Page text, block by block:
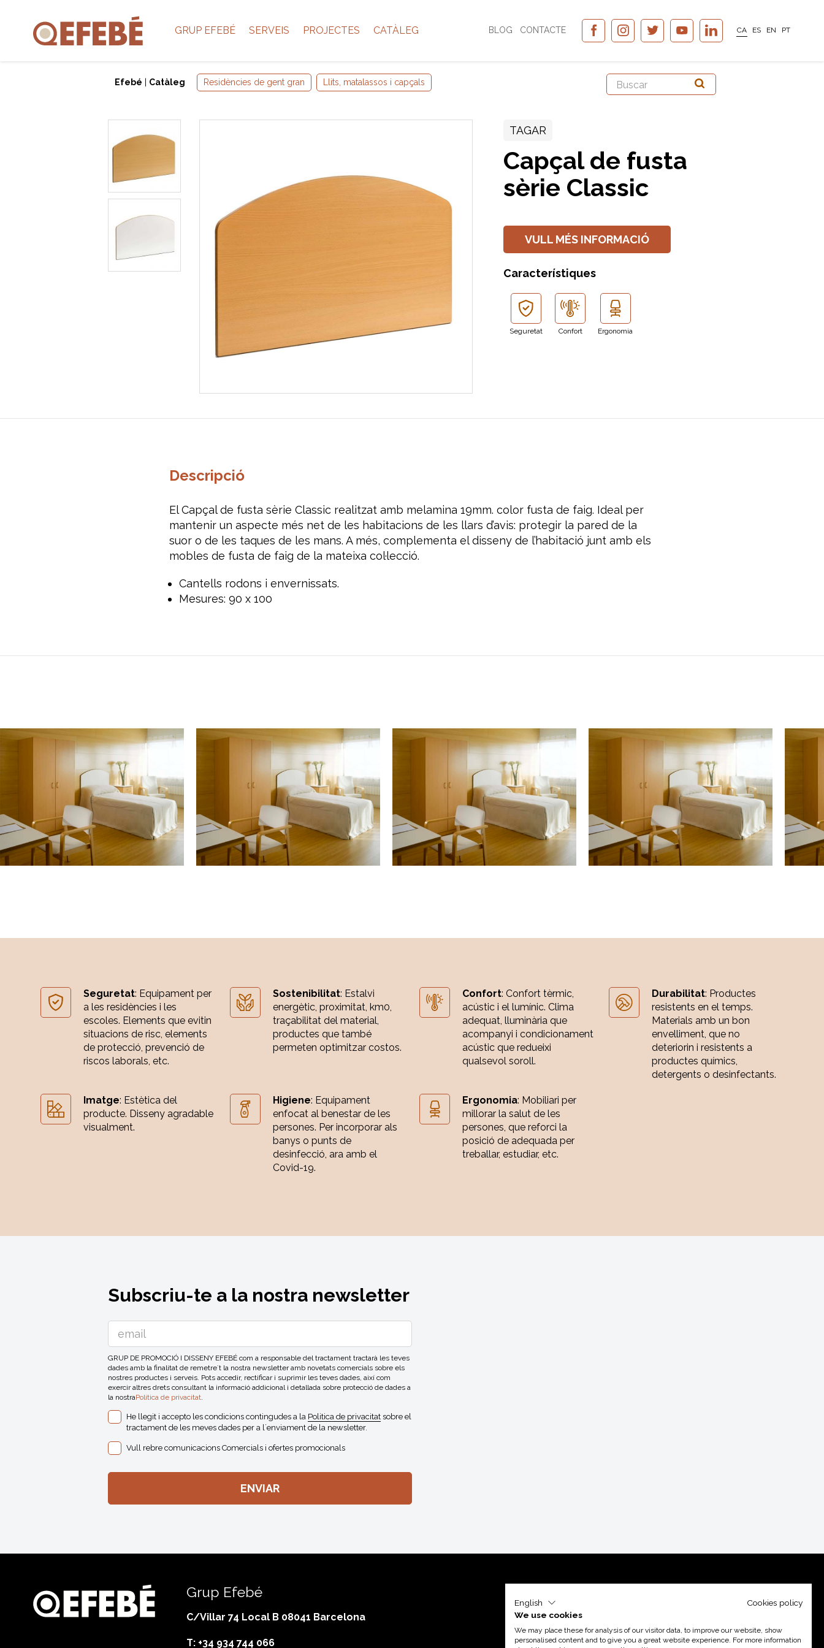
GRUP EFEBÉ SERVEIS PROJECTES CATÀLEG BLOG CONTACTE CA ES EN PT
Efebé Catàleg Residències de gent gran Llits, matalassos i capçals
TAGAR
Capçal de fusta
sèrie Classic
VULL MÉS INFORMACIÓ
Característiques
Seguretat Confort Ergonomia
Descripció
El Capçal de fusta sèrie Classic realitzat amb melamina 19mm. color fusta de faig. Ideal per
mantenir un aspecte més net de les habitacions de les llars d’avis: protegir la pared de la
suor o de les taques de les mans. A més, complementa el disseny de l’habitació junt amb els
mobles de fusta de faig de la mateixa col·lecció.
Cantells rodons i envernissats.
Mesures: 90 x 100
Seguretat: Equipament per
a les residències i les
escoles. Elements que evitin
situacions de risc, elements
de protecció, prevenció de
riscos laborals, etc.
Sostenibilitat: Estalvi
energètic, proximitat, km0,
traçabilitat del material,
productes que també
permeten optimitzar costos.
Confort: Confort tèrmic,
acústic i el lumínic. Clima
adequat, lluminària que
acompanyi i condicionament
acústic que redueixi
qualsevol soroll.
Durabilitat: Productes
resistents en el temps.
Materials amb un bon
envelliment, que no
deteriorin i resistents a
productes químics,
detergents o desinfectants.
Imatge: Estètica del
producte. Disseny agradable
visualment.
Higiene: Equipament
enfocat al benestar de les
persones. Per incorporar als
banys o punts de
desinfecció, ara amb el
Covid-19.
Ergonomia: Mobiliari per
millorar la salut de les
persones, que reforci la
posició de adequada per
treballar, estudiar, etc.
Subscriu-te a la nostra newsletter
GRUP DE PROMOCIÓ I DISSENY EFEBÉ com a responsable del tractament tractarà les teves
dades amb la finalitat de remetre´t la nostra newsletter amb novetats comercials sobre els
nostres productes i serveis. Pots accedir, rectificar i suprimir les teves dades, així com
exercir altres drets consultant la informació addicional i detallada sobre protecció de dades a
la nostraPolitica de privacitat.
He llegit i accepto les condicions contingudes a la Politica de privacitatsobre el
tractament de les meves dades per a l´enviament de la newsletter.
Vull rebre comunicacions Comercials i ofertes promocionals
Grup Efebé
C/Villar 74 Local B 08041 Barcelona
T: +34 934 744 066
English
Cookies policy
We use cookies
We may place these for analysis of our visitor data, to improve our website, show
personalised content and to give you a great website experience. For more information